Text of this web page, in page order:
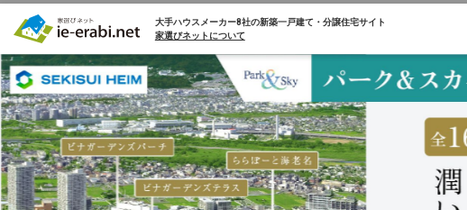
大手ハウスメーカー8社の新築一戸建て・分譲住宅サイト
家選びネットについて